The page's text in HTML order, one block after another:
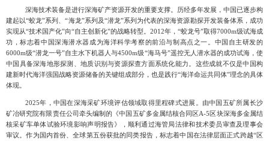
深海技术装备是进行深海矿产资源开发的重要支撑。历经多年发展，中国已逐步构
建起以“蛟龙”系列、“海龙”系列及“潜龙”系列为代表的深海资源勘探开发装备体系，成功
实现从“技术国产化”向“自主创新化”的战略转型。 2012年，“蛟龙号”取得7000m级试海成
功，标志着中国深海潜水器成为海洋科学考察的前沿与制高点之一。中国自主研发的
6000m级“潜龙一号”自主水下机器人与4500m级“海马号”遥控无人潜水器的成功试海，使
中国具备深海地形探测、地质识别与资源探查方面系统化能力。这些成就不仅是中国构
建新时代海洋强国战略资源储备的关键组成部分，也是践行“海洋命运共同体”理念的具体
体现。
2025年，中国在深海采矿环境评估领域取得里程碑式进展。由中国五矿所属长沙
矿冶研究院有限责任公司牵头编制的《中国五矿多金属结核合同区A-5 区块深海多金属结
核采矿车单体试验环境影响声明报告》，顺利通过海管局法律和技术委员审查及理事会
审议。作为国内首份、全球第五份获批的同类报告，标志着中国在法律层面正式跨越“区